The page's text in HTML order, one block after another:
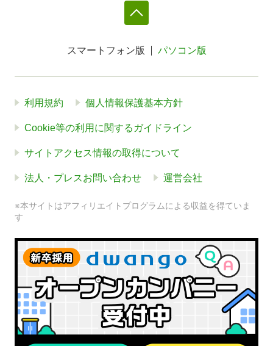
スマートフォン版 パソコン版
利用規約 個人情報保護基本方針
Cookie等の利用に関するガイドライン
サイトアクセス情報の取得について
法人・プレスお問い合わせ 運営会社
※本サイトはアフィリエイトプログラムによる収益を得ていま
す